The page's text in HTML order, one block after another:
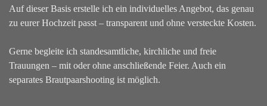
Auf dieser Basis erstelle ich ein individuelles Angebot, das genau
zu eurer Hochzeit passt – transparent und ohne versteckte Kosten.
Gerne begleite ich standesamtliche, kirchliche und freie
Trauungen – mit oder ohne anschließende Feier. Auch ein
separates Brautpaarshooting ist möglich.